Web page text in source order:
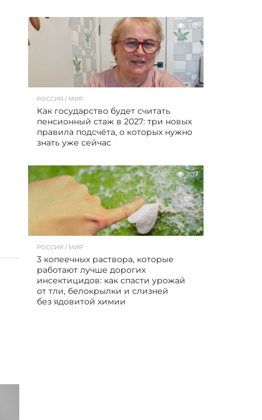
132
РОССИЯ / МИР
Как государство будет считать
пенсионный стаж в 2027: три новых
правила подсчёта, о которых нужно
знать уже сейчас
107
РОССИЯ / МИР
3 копеечных раствора, которые
работают лучше дорогих
инсектицидов: как спасти урожай
от тли, белокрылки и слизней
без ядовитой химии